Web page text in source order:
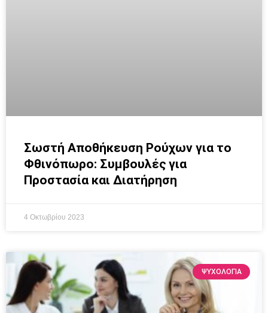
Σωστή Αποθήκευση Ρούχων για το
Φθινόπωρο: Συμβουλές για
Προστασία και Διατήρηση
4 Οκτωβρίου 2023
ΨΥΧΟΛΟΓΙΑ